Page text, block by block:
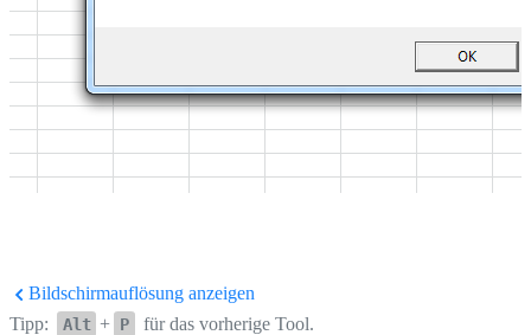
Bildschirmauflösung anzeigen
Tipp:
Alt + P für das vorherige Tool.